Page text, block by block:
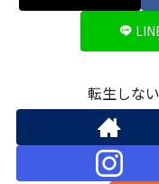
転生しな